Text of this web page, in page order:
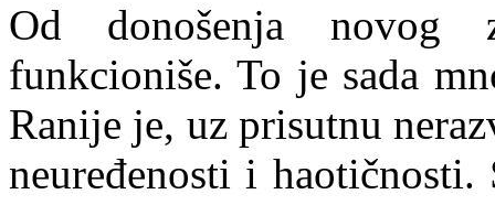
Od donošenja novog
funkcioniše. To je sada
Ranije je, uz prisutnu
neuređenosti i